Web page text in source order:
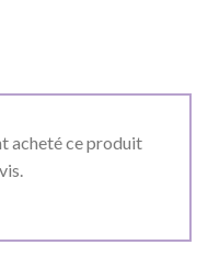
acheté ce produit